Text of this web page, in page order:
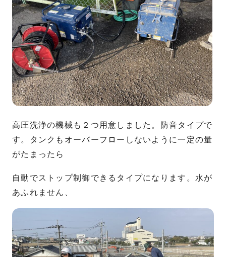
高圧洗浄の機械も２つ用意しました。防音タイプで
す。タンクもオーバーフローしないように一定の量
がたまったら
自動でストップ制御できるタイプになります。水が
あふれません、